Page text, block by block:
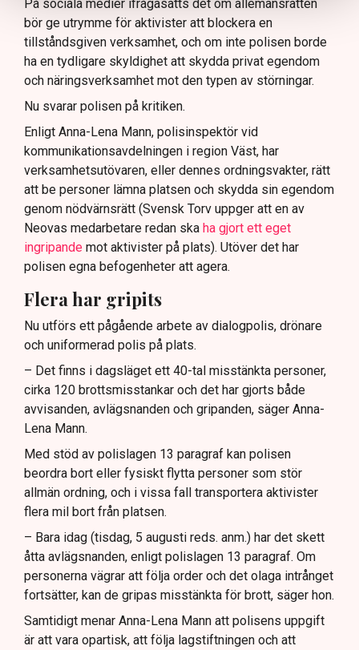
På sociala medier ifrågasätts det om allemansrätten
bör ge utrymme för aktivister att blockera en
tillståndsgiven verksamhet, och om inte polisen borde
ha en tydligare skyldighet att skydda privat egendom
och näringsverksamhet mot den typen av störningar.
Nu svarar polisen på kritiken.
Enligt Anna-Lena Mann, polisinspektör vid
kommunikationsavdelningen i region Väst, har
verksamhetsutövaren, eller dennes ordningsvakter, rätt
att be personer lämna platsen och skydda sin egendom
genom nödvärnsrätt (Svensk Torv uppger att en av
Neovas medarbetare redan ska ha gjort ett eget
ingripande mot aktivister på plats). Utöver det har
polisen egna befogenheter att agera.
Flera har gripits
Nu utförs ett pågående arbete av dialogpolis, drönare
och uniformerad polis på plats.
– Det finns i dagsläget ett 40-tal misstänkta personer,
cirka 120 brottsmisstankar och det har gjorts både
avvisanden, avlägsnanden och gripanden, säger Anna-
Lena Mann.
Med stöd av polislagen 13 paragraf kan polisen
beordra bort eller fysiskt flytta personer som stör
allmän ordning, och i vissa fall transportera aktivister
flera mil bort från platsen.
– Bara idag (tisdag, 5 augusti reds. anm.) har det skett
åtta avlägsnanden, enligt polislagen 13 paragraf. Om
personerna vägrar att följa order och det olaga intrånget
fortsätter, kan de gripas misstänkta för brott, säger hon.
Samtidigt menar Anna-Lena Mann att polisens uppgift
är att vara opartisk, att följa lagstiftningen och att